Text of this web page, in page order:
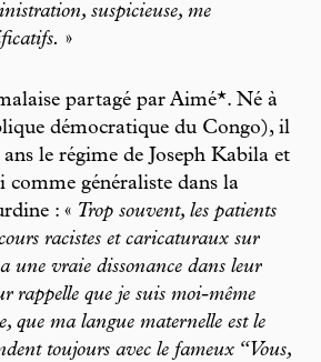
suspicieuse, me
»
partagé par Aimé*. Né à
démocratique du Congo), il
le régime de Joseph Kabila et
comme généraliste dans la
: « Trop souvent, les patients
racistes et caricaturaux sur
une vraie dissonance dans leur
rappelle que je suis moi-même
que ma langue maternelle est le
toujours avec le fameux “Vous,